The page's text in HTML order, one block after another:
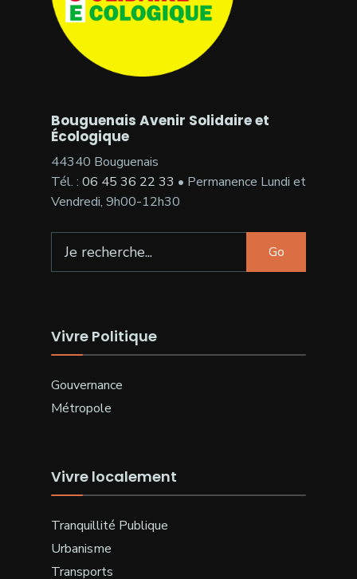
Bouguenais Avenir Solidaire et
Écologique
44340 Bouguenais
Tél. : 06 45 36 22 33 • Permanence Lundi et
Vendredi, 9h00-12h30
for:
Go
Vivre Politique
Gouvernance
Métropole
Vivre localement
Tranquillité Publique
Urbanisme
Transports